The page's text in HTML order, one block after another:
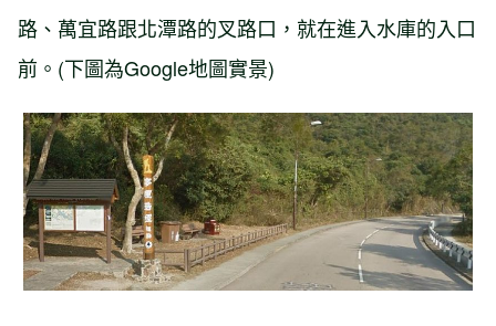
路、萬宜路跟北潭路的叉路口，就在進入水庫的入口
前。(下圖為Google地圖實景)